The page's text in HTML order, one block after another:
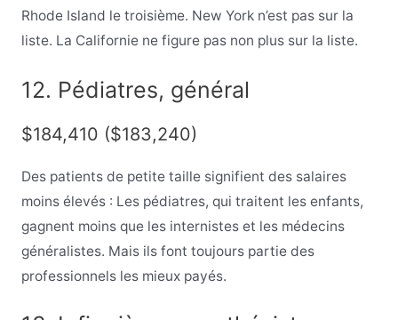
Rhode Island le troisième. New York n’est pas sur la
liste. La Californie ne figure pas non plus sur la liste.
12. Pédiatres, général
$184,410 ($183,240)
Des patients de petite taille signifient des salaires
moins élevés : Les pédiatres, qui traitent les enfants,
gagnent moins que les internistes et les médecins
généralistes. Mais ils font toujours partie des
professionnels les mieux payés.